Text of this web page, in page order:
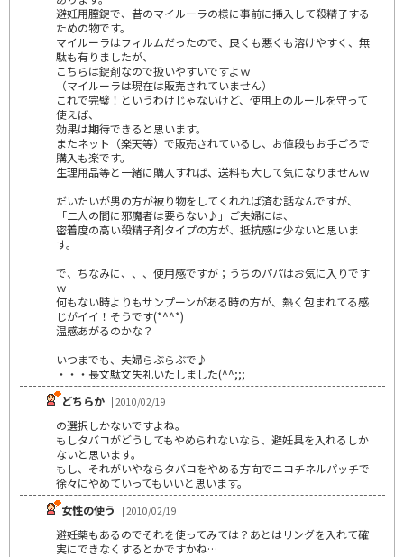
避妊用膣錠で、昔のマイルーラの様に事前に挿入して殺精子する
ための物です。
マイルーラはフィルムだったので、良くも悪くも溶けやすく、無
駄も有りましたが、
こちらは錠剤なので扱いやすいですよｗ
（マイルーラは現在は販売されていません）
これで完璧！というわけじゃないけど、使用上のルールを守って
使えば、
効果は期待できると思います。
またネット（楽天等）で販売されているし、お値段もお手ごろで
購入も楽です。
生理用品等と一緒に購入すれば、送料も大して気になりませんｗ
だいたいが男の方が被り物をしてくれれば済む話なんですが、
「二人の間に邪魔者は要らない♪」ご夫婦には、
密着度の高い殺精子剤タイプの方が、抵抗感は少ないと思いま
す。
で、ちなみに、、、使用感ですが；うちのパパはお気に入りです
ｗ
何もない時よりもサンプーンがある時の方が、熱く包まれてる感
じがイイ！そうです(*^^*)
温感あがるのかな？
いつまでも、夫婦らぶらぶで♪
・・・長文駄文失礼いたしました(^^;;;
どちらか | 2010/02/19
の選択しかないですよね。
もしタバコがどうしてもやめられないなら、避妊具を入れるしか
ないと思います。
もし、それがいやならタバコをやめる方向でニコチネルパッチで
徐々にやめていってもいいと思います。
女性の使う
| 2010/02/19
避妊薬もあるのでそれを使ってみては？あとはリングを入れて確
実にできなくするとかですかね…